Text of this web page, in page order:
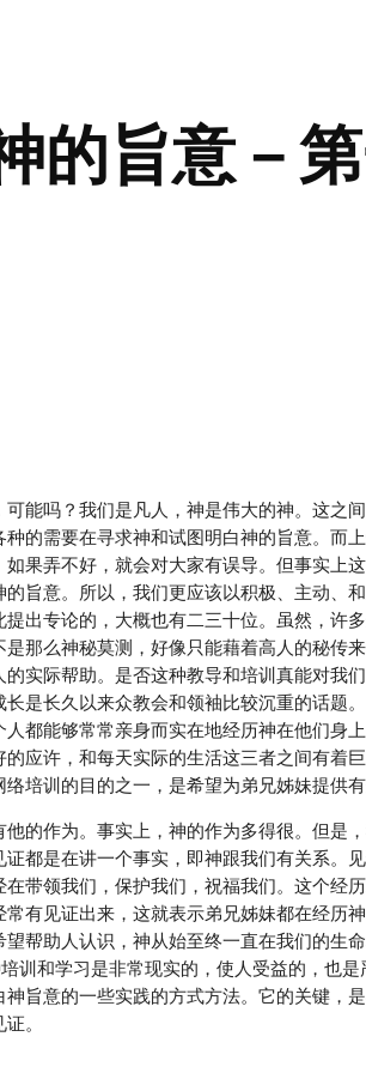
的旨意－第
能吗？我们是凡人，神是伟大的神。这之
的需要在寻求神和试图明白神的旨意。而
果弄不好，就会对大家有误导。但事实上
旨意。所以，我们更应该以积极、主动、
出专论的，大概也有二三十位。虽然，许
那么神秘莫测，好像只能藉着高人的秘传
实际帮助。是否这种教导和培训真能对我
是长久以来众教会和领袖比较沉重的话题
都能够常常亲身而实在地经历神在他们身
应许，和每天实际的生活这三者之间有着
培训的目的之一，是希望为弟兄姊妹提供有
的作为。事实上，神的作为多得很。但是
都是在讲一个事实，即神跟我们有关系。
带领我们，保护我们，祝福我们。这个经
有见证出来，这就表示弟兄姊妹都在经历
帮助人认识，神从始至终一直在我们的生
训和学习是非常现实的，使人受益的，也
旨意的一些实践的方式方法。它的关键，
。